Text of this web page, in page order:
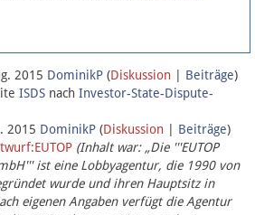
2015 DominikP (Diskussion Beiträge)
ISDS nach Investor-State-Dispute-
2015 DominikP (Diskussion Beiträge)
(Inhalt war: „Die '''EUTOP
ist eine Lobbyagentur, die 1990 von
wurde und ihren Hauptsitz in
eigenen Angaben verfügt die Agentur